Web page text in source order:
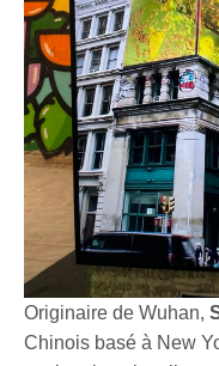
Originaire de Wuhan,
Chinois basé à New